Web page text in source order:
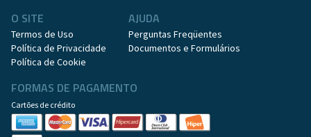
O SITE
Termos de Uso
Política de Privacidade
Política de Cookie
AJUDA
Perguntas Freqüentes
Documentos e Formulários
FORMAS DE PAGAMENTO
Cartões de crédito